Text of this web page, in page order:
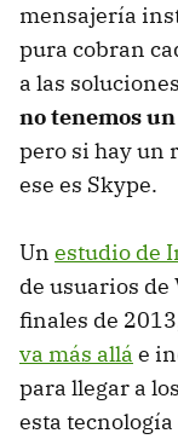
mensajería
pura cobran
a las
no tenemos
pero si hay un
ese es Skype.
Un estudio de
de usuarios de
finales de
va más allá e
para llegar a
esta